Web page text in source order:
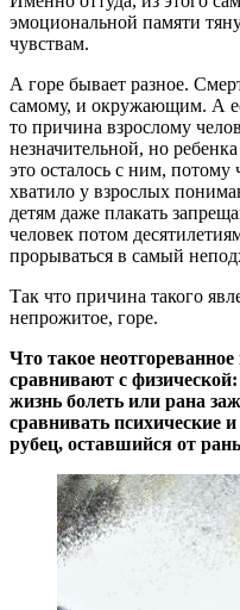
эмоциональной памяти
чувствам.
А горе бывает разное.
самому, и окружающим. А
то причина взрослому
незначительной, но
это осталось с ним,
хватило у взрослых
детям даже плакать
человек потом
прорываться в самый
Так что причина такого
непрожитое, горе.
Что такое
сравнивают с
жизнь болеть или рана
сравнивать психические
рубец, оставшийся от